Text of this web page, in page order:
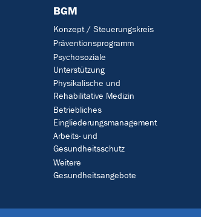
BGM
Konzept / Steuerungskreis
Präventionsprogramm
Psychosoziale
Unterstützung
Physikalische und
Rehabilitative Medizin
Betriebliches
Eingliederungsmanagement
Arbeits- und
Gesundheitsschutz
Weitere
Gesundheitsangebote